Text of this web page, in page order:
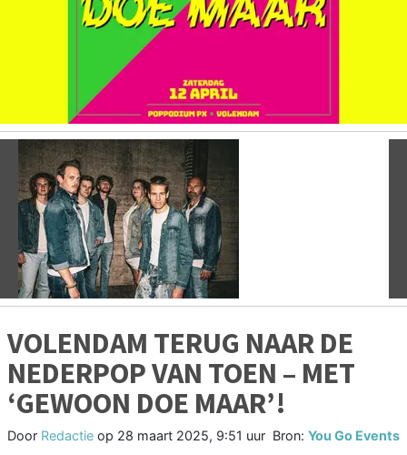
Vorige
VOLENDAM TERUG NAAR DE
NEDERPOP VAN TOEN – MET
‘GEWOON DOE MAAR’!
Door Redactie op 28 maart 2025, 9:51 uur Bron: You Go Events